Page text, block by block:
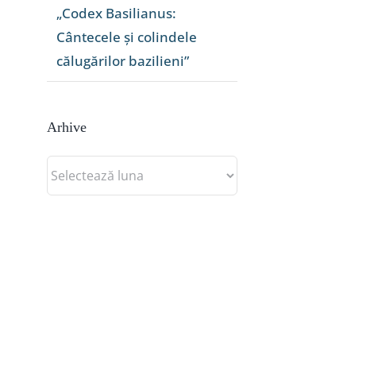
„Codex Basilianus:
Cântecele și colindele
călugărilor bazilieni”
Arhive
Arhive